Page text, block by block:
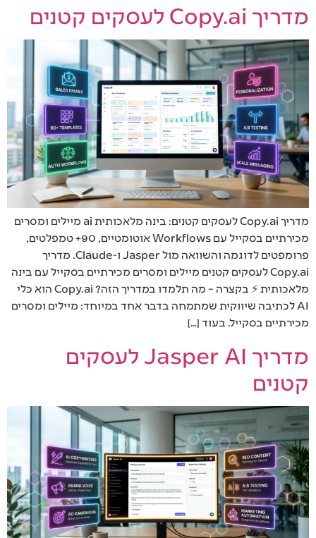
מדריך Copy.ai לעסקים קטנים
מדריך Copy.ai לעסקים קטנים: בינה מלאכותית ai מיילים ומסרים
מכירתיים בסקייל עם Workflows אוטומטיים, 90+ טמפלטים,
פרומפטים לדוגמה והשוואה מול Jasper ו-Claude. מדריך
Copy.ai לעסקים קטנים מיילים ומסרים מכירתיים בסקייל עם בינה
מלאכותית ⚡ בקצרה – מה תלמדו במדריך הזה? Copy.ai הוא כלי
AI לכתיבה שיווקית שמתמחה בדבר אחד במיוחד: מיילים ומסרים
מכירתיים בסקייל. בעוד […]
מדריך Jasper AI לעסקים
קטנים